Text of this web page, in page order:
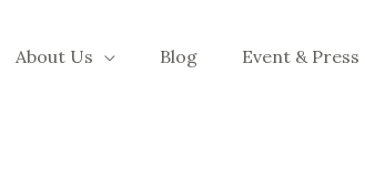
About Us Blog Event & Press